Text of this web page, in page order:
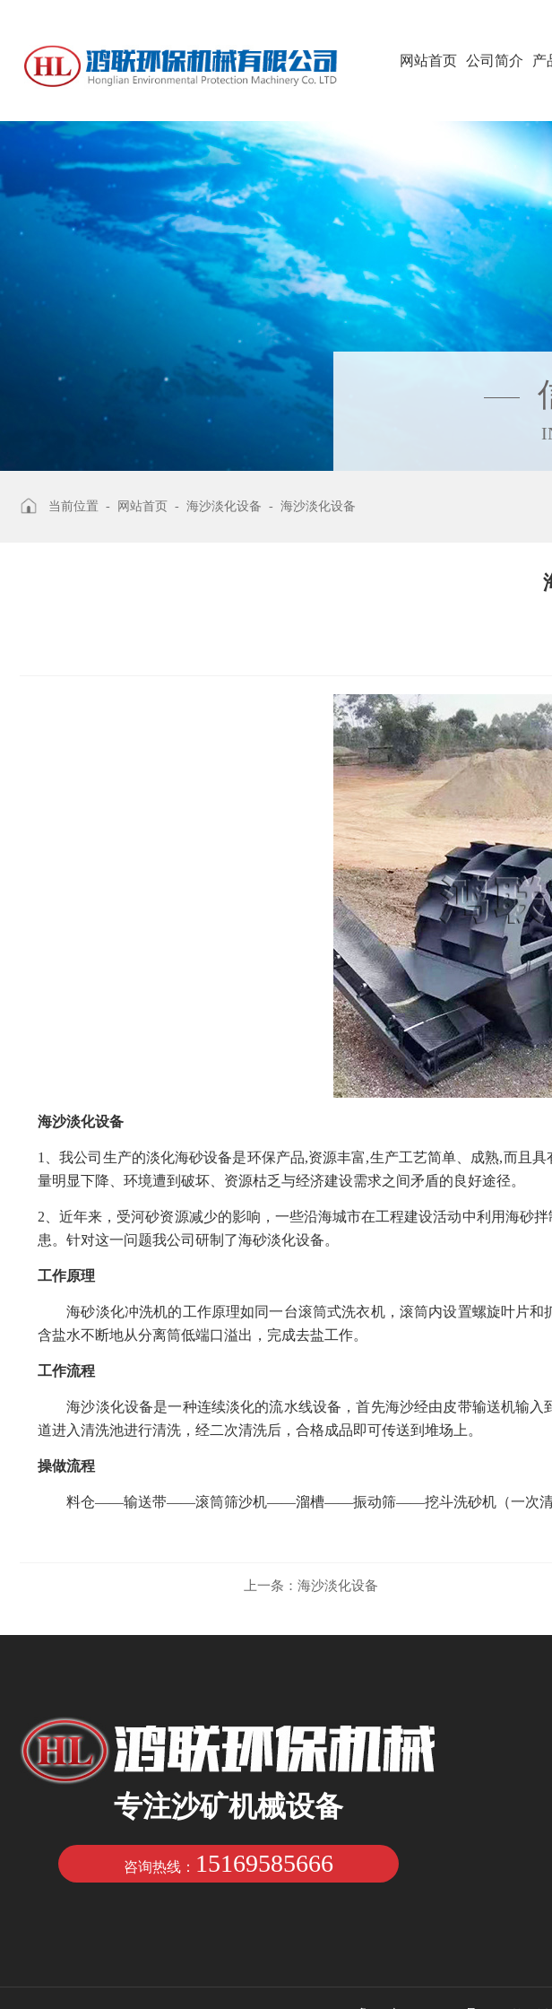
网站首页 公司简介 产
当前位置 - 网站首页 - 海沙淡化设备 - 海沙淡化设备
海沙淡化设备
1、我公司生产的淡化海砂设备是环保产品,资源丰富,生产工艺简单、成熟,而且
量明显下降、环境遭到破坏、资源枯乏与经济建设需求之间矛盾的良好途径。
2、近年来，受河砂资源减少的影响，一些沿海城市在工程建设活动中利用海砂
患。针对这一问题我公司研制了海砂淡化设备。
工作原理
海砂淡化冲洗机的工作原理如同一台滚筒式洗衣机，滚筒内设置螺旋叶片和
含盐水不断地从分离筒低端口溢出，完成去盐工作。
工作流程
海沙淡化设备是一种连续淡化的流水线设备，首先海沙经由皮带输送机输入
道进入清洗池进行清洗，经二次清洗后，合格成品即可传送到堆场上。
操做流程
料仓——输送带——滚筒筛沙机——溜槽——振动筛——挖斗洗砂机（一次清
上一条： 海沙淡化设备
专注沙矿机械设备
咨询热线： 15169585666